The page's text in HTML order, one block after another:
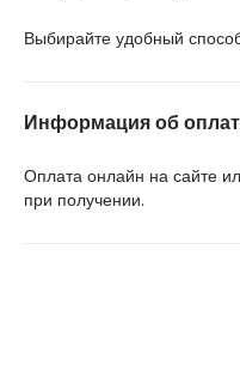
Выбирайте удобный
Информация об
Оплата онлайн на сайте
при получении.